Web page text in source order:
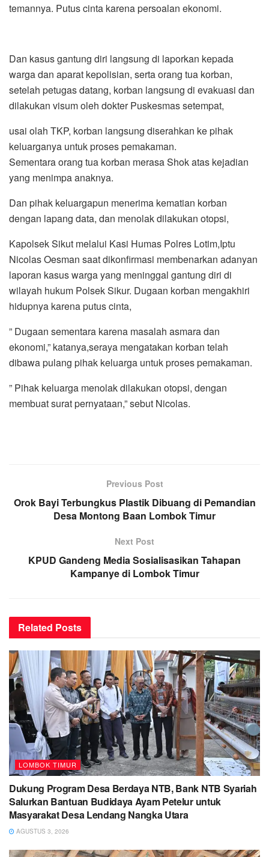
temannya. Putus cinta karena persoalan ekonomi.
Dan kasus gantung diri langsung di laporkan kepada
warga dan aparat kepolisian, serta orang tua korban,
setelah petugas datang, korban langsung di evakuasi dan
dilakukan visum oleh dokter Puskesmas setempat,
usai olah TKP, korban langsung diserahkan ke pihak
keluarganya untuk proses pemakaman.
Sementara orang tua korban merasa Shok atas kejadian
yang menimpa anaknya.
Dan pihak keluargapun menerima kematian korban
dengan lapang data, dan menolak dilakukan otopsi,
Kapolsek Sikut melalui Kasi Humas Polres Lotim,Iptu
Nicolas Oesman saat dikonfirmasi membenarkan adanyan
laporan kasus warga yang meninggal gantung diri di
wilayah hukum Polsek Sikur. Dugaan korban mengakhiri
hidupnya karena putus cinta,
” Dugaan sementara karena masalah asmara dan
ekonomi,” katanya,seraya mengatakan korban telah
dibawa pulang pihak keluarga untuk proses pemakaman.
” Pihak keluarga menolak dilakukan otopsi, dengan
membuat surat pernyataan,” sebut Nicolas.
Previous Post
Orok Bayi Terbungkus Plastik Dibuang di Pemandian
Desa Montong Baan Lombok Timur
Next Post
KPUD Gandeng Media Sosialisasikan Tahapan
Kampanye di Lombok Timur
Related Posts
LOMBOK TIMUR
Dukung Program Desa Berdaya NTB, Bank NTB Syariah
Salurkan Bantuan Budidaya Ayam Petelur untuk
Masyarakat Desa Lendang Nangka Utara
AGUSTUS 3, 2026